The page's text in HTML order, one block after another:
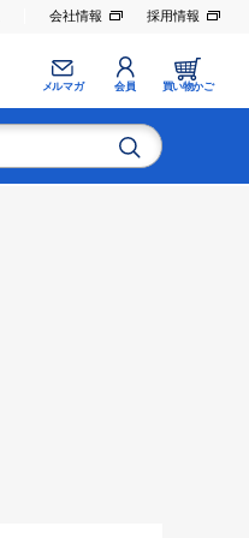
会社情報 採用情報
メルマガ 会員 買い物かご